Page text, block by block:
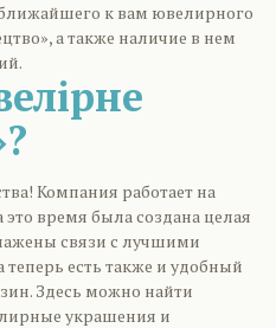
ближайшего к вам ювелирного
а также наличие в нем
Компания работает на
это время была создана целая
связи с лучшими
есть также и удобный
Здесь можно найти
украшения и